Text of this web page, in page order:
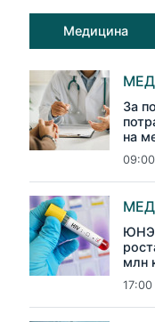
Медицина
За
на
млн